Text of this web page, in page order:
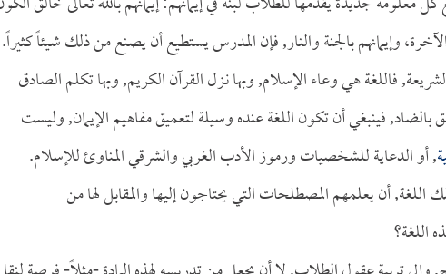
وإيمانهم بالجنة والنار, فإن المدرس يستطيع أن يصنع من ذلك شيئاً كثيراً.
فاللغة هي وعاء الإسلام, وبها نـزل القرآن الكريم, وبها تكلم الصادق
فينبغي أن تكون اللغة عنده وسيلة لتعميق مفاهيم الإيمان, وليست
, أو الدعاية للشخصيات ورموز الأدب الغربي والشرقي المناوئ للإسلام.
أن يعلمهم المصطلحات التي يحتاجون إليها والمقابل لها من
اللغة؟